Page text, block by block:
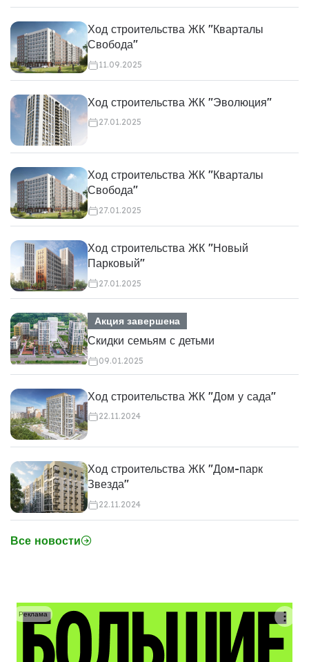
Ход строительства ЖК "Кварталы
Свобода"
11.09.2025
Ход строительства ЖК "Эволюция"
27.01.2025
Ход строительства ЖК "Кварталы
Свобода"
27.01.2025
Ход строительства ЖК "Новый
Парковый"
27.01.2025
Акция завершена
Скидки семьям с детьми
09.01.2025
Ход строительства ЖК "Дом у сада"
22.11.2024
Ход строительства ЖК "Дом-парк
Звезда"
22.11.2024
Все новости
Реклама